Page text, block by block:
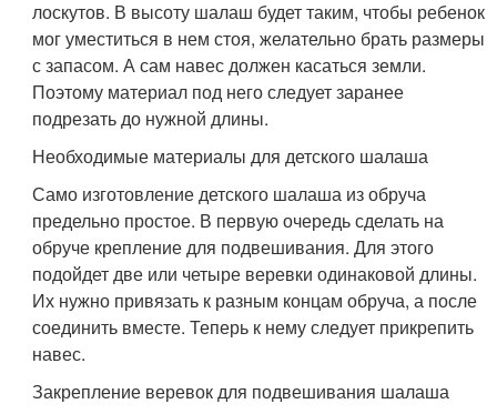
лоскутов. В высоту шалаш будет таким, чтобы ребенок
мог уместиться в нем стоя, желательно брать размеры
с запасом. А сам навес должен касаться земли.
Поэтому материал под него следует заранее
подрезать до нужной длины.
Необходимые материалы для детского шалаша
Само изготовление детского шалаша из обруча
предельно простое. В первую очередь сделать на
обруче крепление для подвешивания. Для этого
подойдет две или четыре веревки одинаковой длины.
Их нужно привязать к разным концам обруча, а после
соединить вместе. Теперь к нему следует прикрепить
навес.
Закрепление веревок для подвешивания шалаша